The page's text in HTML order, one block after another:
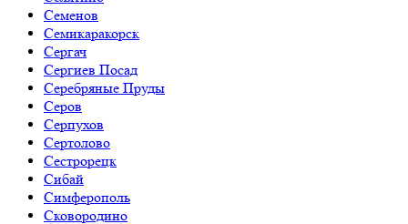
Семенов
Семикаракорск
Сергач
Сергиев Посад
Серебряные Пруды
Серов
Серпухов
Сертолово
Сестрорецк
Сибай
Симферополь
Сковородино